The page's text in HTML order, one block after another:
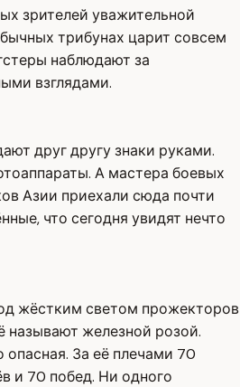
зрителей уважительной
трибунах царит совсем
наблюдают за
взглядами.
друг другу знаки руками.
А мастера боевых
Азии приехали сюда почти
что сегодня увидят нечто
жёстким светом прожекторов
называют железной розой.
опасная. За её плечами 70
и 70 побед. Ни одного